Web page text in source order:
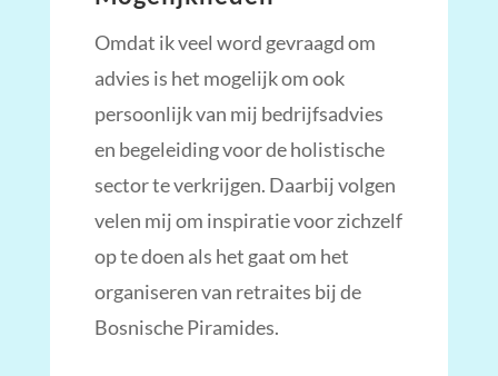
Omdat ik veel word gevraagd om
advies is het mogelijk om ook
persoonlijk van mij bedrijfsadvies
en begeleiding voor de holistische
sector te verkrijgen. Daarbij volgen
velen mij om inspiratie voor zichzelf
op te doen als het gaat om het
organiseren van retraites bij de
Bosnische Piramides.